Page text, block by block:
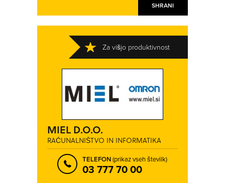
SHRANI
Za višjo produktivnost
MIEL D.O.O.
RAČUNALNIŠTVO IN INFORMATIKA
TELEFON(prikaz vseh številk)
03 777 70 00